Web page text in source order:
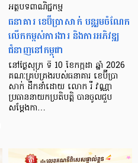
អត្ថបទពាណិជ្ជកម្ម
ធនាគារ ខេប៊ីប្រាសាក់ បន្តរួមចំណែក
លើកកម្ពស់ការងារ និងការអភិវឌ្ឍ
ជំនាញនៅកម្ពុជា
នៅថ្ងៃសុក្រ ទី 10 ខែកក្កដា ឆ្នាំ 2026
គណៈគ្រប់គ្រងរបស់ធនាគារ ខេប៊ីប្រា
សាក់ ដឹកនាំដោយ លោក រី វណ្ណា
ប្រធាននាយកប្រតិបត្តិ បានចូលជួប
សម្តែងកា…